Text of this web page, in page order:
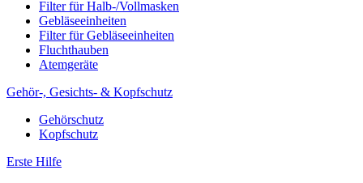
Filter für Halb-/Vollmasken
Gebläseeinheiten
Filter für Gebläseeinheiten
Fluchthauben
Atemgeräte
Gehör-, Gesichts- & Kopfschutz
Gehörschutz
Kopfschutz
Erste Hilfe